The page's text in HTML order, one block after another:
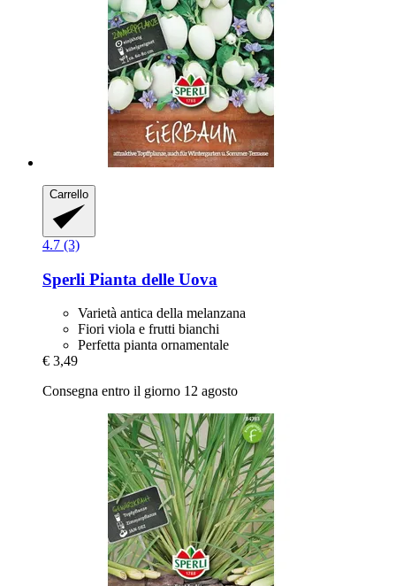
Carrello
4.7 (3)
Sperli Pianta delle Uova
Varietà antica della melanzana
Fiori viola e frutti bianchi
Perfetta pianta ornamentale
€ 3,49
Consegna entro il giorno 12 agosto